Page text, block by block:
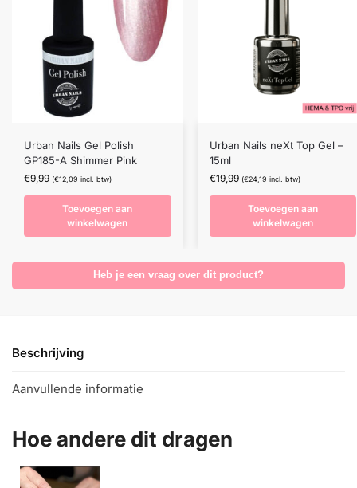
Urban Nails Gel Polish
GP185-A Shimmer Pink
€9,99 (€12,09 incl. btw)
Toevoegen aan
winkelwagen
Urban Nails neXt Top Gel –
15ml
€19,99 (€24,19 incl. btw)
Toevoegen aan
winkelwagen
Heb je een vraag over dit product?
Beschrijving
Aanvullende informatie
Hoe andere dit dragen